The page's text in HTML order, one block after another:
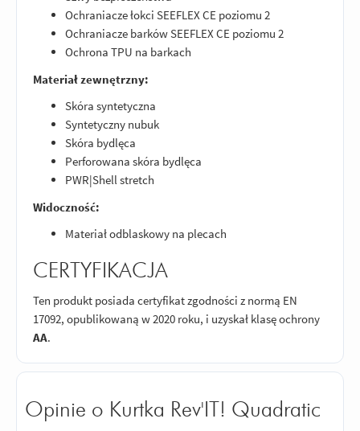
Ochraniacze łokci SEEFLEX CE poziomu 2
Ochraniacze barków SEEFLEX CE poziomu 2
Ochrona TPU na barkach
Materiał zewnętrzny:
Skóra syntetyczna
Syntetyczny nubuk
Skóra bydlęca
Perforowana skóra bydlęca
PWR|Shell stretch
Widoczność:
Materiał odblaskowy na plecach
CERTYFIKACJA
Ten produkt posiada certyfikat zgodności z normą EN
17092, opublikowaną w 2020 roku, i uzyskał klasę ochrony
AA.
Opinie o Kurtka Rev'IT! Quadratic